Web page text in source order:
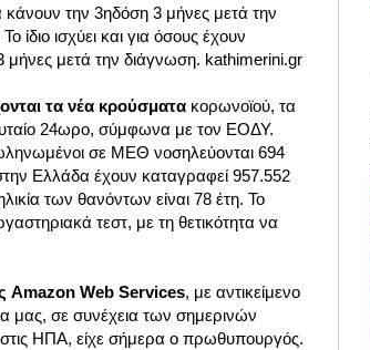
την 3ηδόση 3 μήνες μετά την
ισχύει και για όσους έχουν
μετά την διάγνωση. kathimerini.gr
τα νέα κρούσματα κορωνοϊού, τα
24ωρο, σύμφωνα με τον ΕΟΔΥ.
σε ΜΕΘ νοσηλεύονται 694
Ελλάδα έχουν καταγραφεί 957.552
των θανόντων είναι 78 έτη. Το
τεστ, με τη θετικότητα να
Amazon Web Services, με αντικείμενο
μας, σε συνέχεια των σημερινών
ΗΠΑ, είχε σήμερα ο πρωθυπουργός.